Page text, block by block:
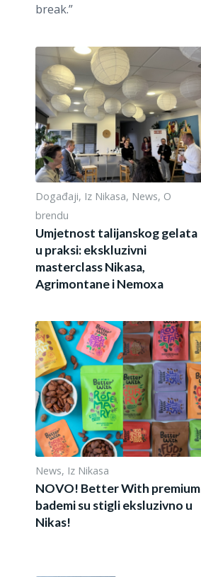
break.”
Događaji, Iz Nikasa, News, O
brendu
Umjetnost talijanskog gelata
u praksi: ekskluzivni
masterclass Nikasa,
Agrimontane i Nemoxa
News, Iz Nikasa
NOVO! Better With premium
bademi su stigli eksluzivno u
Nikas!